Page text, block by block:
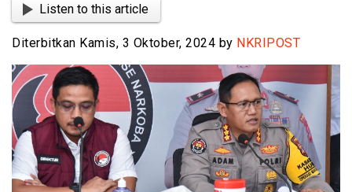
Listen to this article
Diterbitkan Kamis, 3 Oktober, 2024 by NKRIPOST